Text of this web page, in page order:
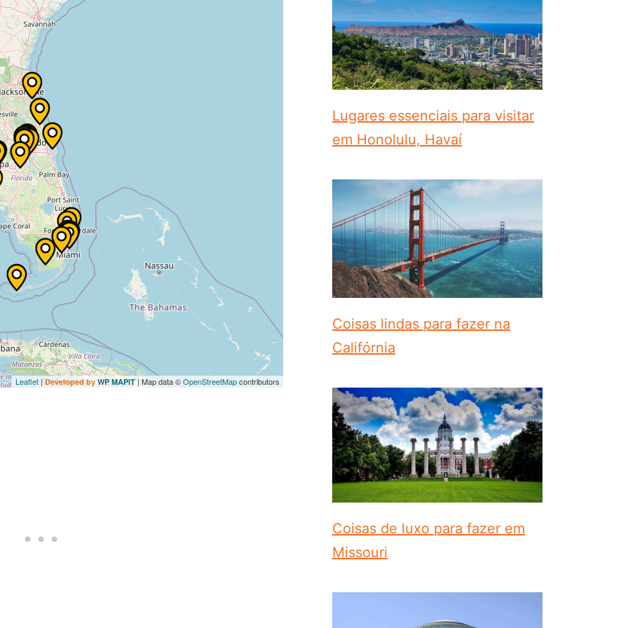
Leaflet |Developed byWP MAPIT| Map data ©OpenStreetMapcontributors
Lugares essenciais para visitar
em Honolulu, Havaí
Coisas lindas para fazer na
Califórnia
Coisas de luxo para fazer em
Missouri